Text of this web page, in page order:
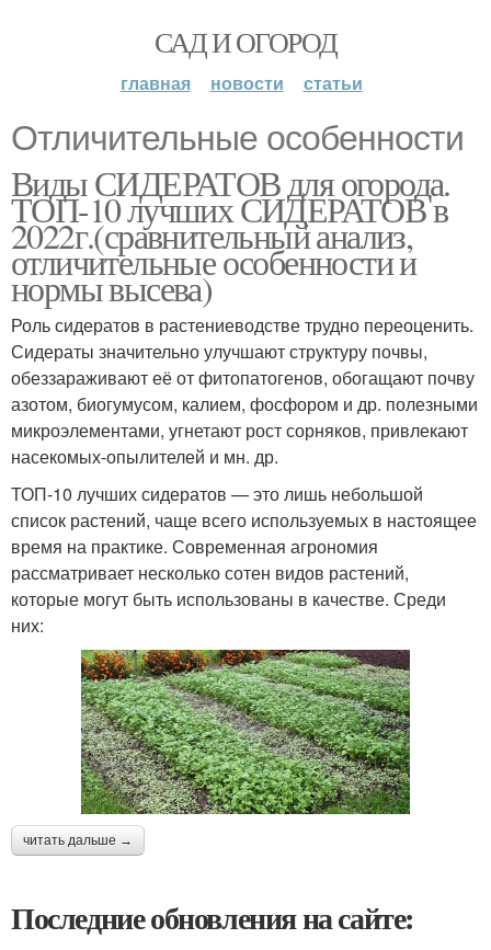
САД И ОГОРОД
главная новости статьи
Отличительные особенности
Виды СИДЕРАТОВ для огорода.
ТОП-10 лучших СИДЕРАТОВ в
2022г.(сравнительный анализ,
отличительные особенности и
нормы высева)
Роль сидератов в растениеводстве трудно переоценить.
Сидераты значительно улучшают структуру почвы,
обеззараживают её от фитопатогенов, обогащают почву
азотом, биогумусом, калием, фосфором и др. полезными
микроэлементами, угнетают рост сорняков, привлекают
насекомых-опылителей и мн. др.
ТОП-10 лучших сидератов — это лишь небольшой
список растений, чаще всего используемых в настоящее
время на практике. Современная агрономия
рассматривает несколько сотен видов растений,
которые могут быть использованы в качестве. Среди
них:
читать дальше →
Последние обновления на сайте: